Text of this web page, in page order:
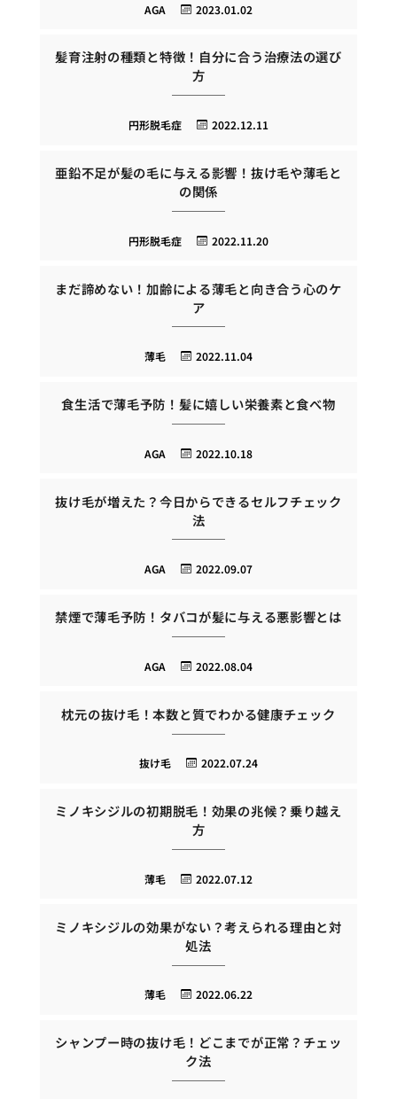
2023.01.02
AGA
髪育注射の種類と特徴！自分に合う治療法の選び
方
2022.12.11
円形脱毛症
亜鉛不足が髪の毛に与える影響！抜け毛や薄毛と
の関係
2022.11.20
円形脱毛症
まだ諦めない！加齢による薄毛と向き合う心のケ
ア
2022.11.04
薄毛
食生活で薄毛予防！髪に嬉しい栄養素と食べ物
2022.10.18
AGA
抜け毛が増えた？今日からできるセルフチェック
法
2022.09.07
AGA
禁煙で薄毛予防！タバコが髪に与える悪影響とは
2022.08.04
AGA
枕元の抜け毛！本数と質でわかる健康チェック
2022.07.24
抜け毛
ミノキシジルの初期脱毛！効果の兆候？乗り越え
方
2022.07.12
薄毛
ミノキシジルの効果がない？考えられる理由と対
処法
2022.06.22
薄毛
シャンプー時の抜け毛！どこまでが正常？チェッ
ク法